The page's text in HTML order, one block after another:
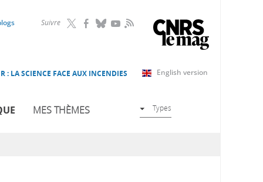
Suivre RSS
English version
: LA SCIENCE FACE AUX INCENDIES
MES THÈMES Types